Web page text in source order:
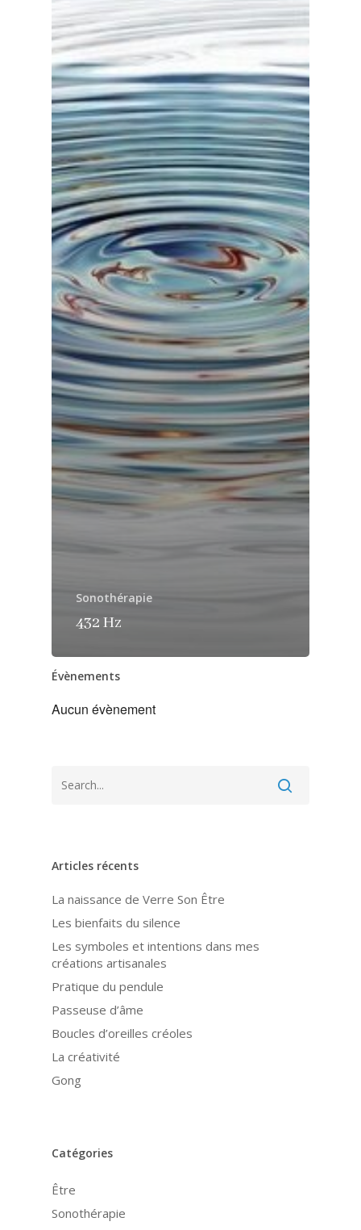
Sonothérapie
432 Hz
Évènements
Aucun évènement
Articles récents
La naissance de Verre Son Être
Les bienfaits du silence
Les symboles et intentions dans mes
créations artisanales
Pratique du pendule
Passeuse d’âme
Boucles d’oreilles créoles
La créativité
Gong
Catégories
Être
Sonothérapie